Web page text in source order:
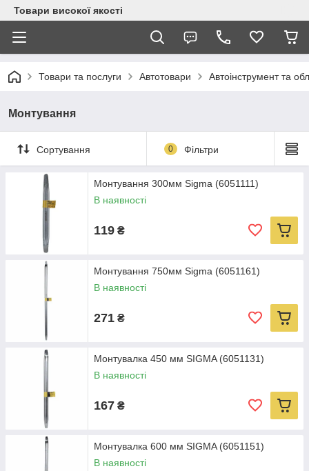
Товари високої якості
Товари та послуги Автотовари Автоінструмент та
Монтування
Сортування 0 Фільтри
Монтування 300мм Sigma (6051111)
В наявності
119 ₴
Монтування 750мм Sigma (6051161)
В наявності
271 ₴
Монтувалка 450 мм SIGMA (6051131)
В наявності
167 ₴
Монтувалка 600 мм SIGMA (6051151)
В наявності